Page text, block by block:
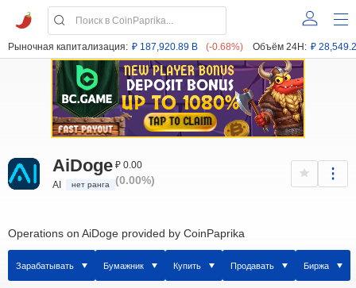
Рыночная капитализация: ₽ 187,920.89 B (-0.68%) Объём 24H: ₽
AiDoge
AI нет ранга
₽ 0.00
(0.00%)
Operations on AiDoge provided by CoinPaprika
Зарабатывать Бумажник Купить Продавать Биржа